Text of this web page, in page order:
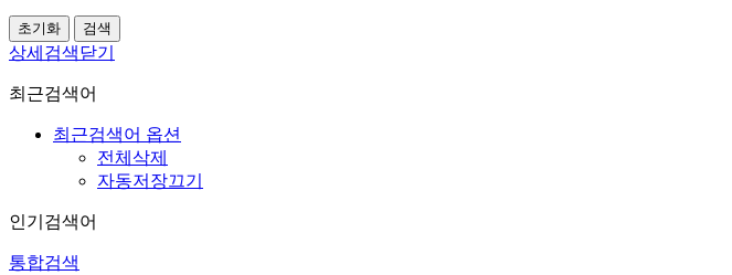
상세검색닫기
최근검색어
최근검색어 옵션
전체삭제
자동저장끄기
인기검색어
통합검색